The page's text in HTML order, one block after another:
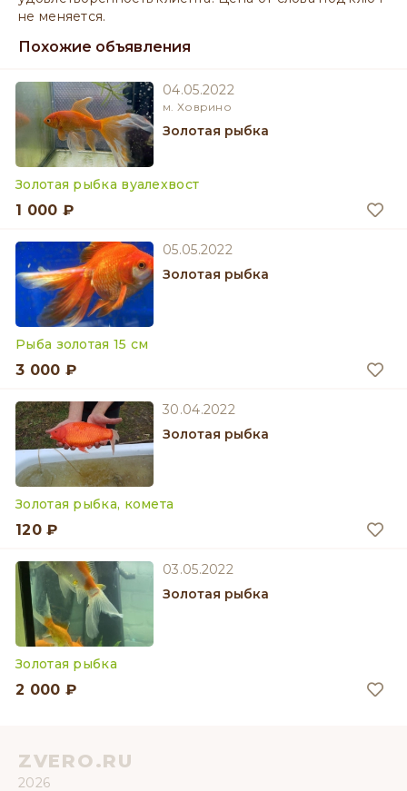
не меняется.
Похожие объявления
04.05.2022
м. Ховрино
Золотая рыбка
Золотая рыбка вуалехвост
1 000 ₽
05.05.2022
Золотая рыбка
Рыба золотая 15 см
3 000 ₽
30.04.2022
Золотая рыбка
Золотая рыбка, комета
120 ₽
03.05.2022
Золотая рыбка
Золотая рыбка
2 000 ₽
ZVERO.RU
2026